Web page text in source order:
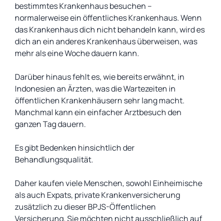
bestimmtes Krankenhaus besuchen –
normalerweise ein öffentliches Krankenhaus. Wenn
das Krankenhaus dich nicht behandeln kann, wird es
dich an ein anderes Krankenhaus überweisen, was
mehr als eine Woche dauern kann.
Darüber hinaus fehlt es, wie bereits erwähnt, in
Indonesien an Ärzten, was die Wartezeiten in
öffentlichen Krankenhäusern sehr lang macht.
Manchmal kann ein einfacher Arztbesuch den
ganzen Tag dauern.
Es gibt Bedenken hinsichtlich der
Behandlungsqualität.
Daher kaufen viele Menschen, sowohl Einheimische
als auch Expats, private Krankenversicherung
zusätzlich zu dieser BPJS-Öffentlichen
Versicherung. Sie möchten nicht ausschließlich auf